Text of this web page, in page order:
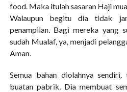
food. Maka itulah sasaran Haji
Walaupun begitu dia tidak
penampilan. Bagi mereka yang
sudah Mualaf, ya, menjadi
Aman.
Semua bahan diolahnya
buatan pabrik. Dia membuat